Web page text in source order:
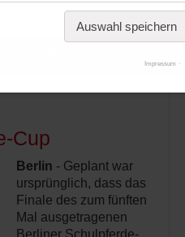
Cup
Berlin - Geplant war
ursprünglich, dass das
Finale des zum fünften
Mal ausgetragenen
Auswahl speichern
Impressum